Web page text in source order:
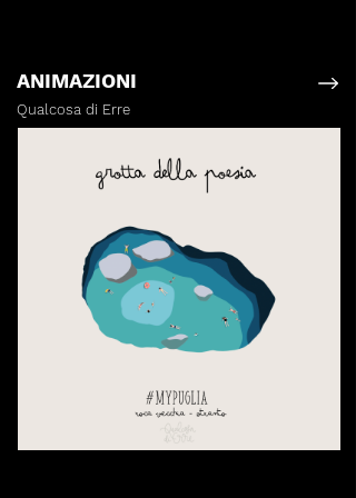
ANIMAZIONI
Qualcosa di Erre